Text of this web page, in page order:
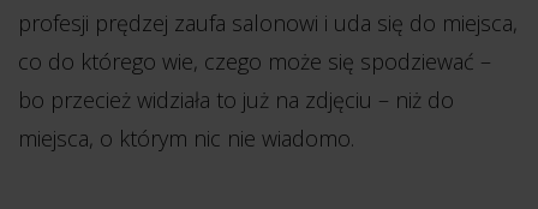
profesji prędzej zaufa salonowi i uda się do miejsca,
co do którego wie, czego może się spodziewać –
bo przecież widziała to już na zdjęciu – niż do
miejsca, o którym nic nie wiadomo.